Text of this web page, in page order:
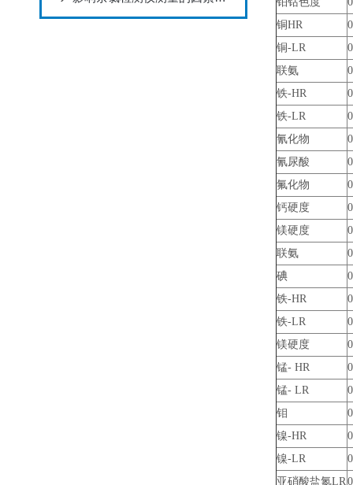
铜HR
铜-LR
联氨
铁-HR
铁-LR
氰化物
氰尿酸
氟化物
钙硬度
镁硬度
联氨
碘
铁-HR
铁-LR
镁硬度
锰- HR
锰- LR
钼
镍-HR
镍-LR
亚硝酸盐氮LR